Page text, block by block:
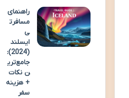
راهنمای
مسافرت
ی
ایسلند
(2024):
جامع‌تری
ن نکات
+ هزینه
سفر